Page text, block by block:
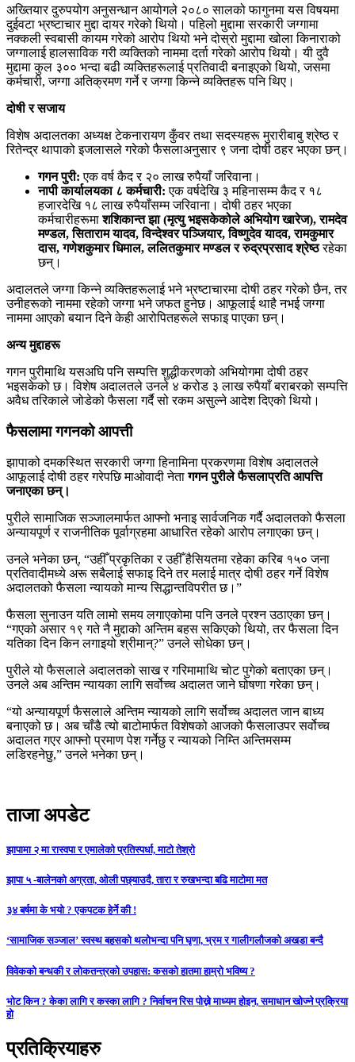
अख्तियार दुरुपयोग अनुसन्धान आयोगले २०८० सालको फागुनमा यस विषयमा
दुईवटा भ्रष्टाचार मुद्दा दायर गरेको थियो। पहिलो मुद्दामा सरकारी जग्गामा
नक्कली स्वबासी कायम गरेको आरोप थियो भने दोस्रो मुद्दामा खोला किनाराको
जग्गालाई हालसाविक गरी व्यक्तिको नाममा दर्ता गरेको आरोप थियो। यी दुवै
मुद्दामा कुल ३०० भन्दा बढी व्यक्तिहरूलाई प्रतिवादी बनाइएको थियो, जसमा
कर्मचारी, जग्गा अतिक्रमण गर्ने र जग्गा किन्ने व्यक्तिहरू पनि थिए।
दोषी र सजाय
विशेष अदालतका अध्यक्ष टेकनारायण कुँवर तथा सदस्यहरू मुरारीबाबु श्रेष्ठ र
रितेन्द्र थापाको इजलासले गरेको फैसलाअनुसार ९ जना दोषी ठहर भएका छन्।
गगन पुरी: एक वर्ष कैद र २० लाख रुपैयाँ जरिवाना।
नापी कार्यालयका ८ कर्मचारी: एक वर्षदेखि ३ महिनासम्म कैद र १८
हजारदेखि १८ लाख रुपैयाँसम्म जरिवाना। दोषी ठहर भएका
कर्मचारीहरूमाशशिकान्त झा (मृत्यु भइसकेकोले अभियोग खारेज), रामदेव
मण्डल, सिताराम यादव, विन्देश्वर पञ्जियार, विष्णुदेव यादव, रामकुमार
दास, गणेशकुमार धिमाल, ललितकुमार मण्डल र रुद्रप्रसाद श्रेष्ठरहेका
छन्।
अदालतले जग्गा किन्ने व्यक्तिहरूलाई भने भ्रष्टाचारमा दोषी ठहर गरेको छैन, तर
उनीहरूको नाममा रहेको जग्गा भने जफत हुनेछ। आफूलाई थाहै नभई जग्गा
नाममा आएको बयान दिने केही आरोपितहरूले सफाइ पाएका छन्।
अन्य मुद्दाहरू
गगन पुरीमाथि यसअघि पनि सम्पत्ति शुद्धीकरणको अभियोगमा दोषी ठहर
भइसकेको छ। विशेष अदालतले उनले ४ करोड ३ लाख रुपैयाँ बराबरको सम्पत्ति
अवैध तरिकाले जोडेको फैसला गर्दै सो रकम असुल्ने आदेश दिएको थियो।
फैसलामा गगनको आपत्ती
झापाको दमकस्थित सरकारी जग्गा हिनामिना प्रकरणमा विशेष अदालतले
आफूलाई दोषी ठहर गरेपछि माओवादी नेतागगन पुरीले फैसलाप्रति आपत्ति
जनाएका छन्।
पुरीले सामाजिक सञ्जालमार्फत आफ्नो भनाइ सार्वजनिक गर्दै अदालतको फैसला
अन्यायपूर्ण र राजनीतिक पूर्वाग्रहमा आधारित रहेको आरोप लगाएका छन्।
उनले भनेका छन्, “उहीँ प्रकृतिका र उहीँ हैसियतमा रहेका करिब १५० जना
प्रतिवादीमध्ये अरू सबैलाई सफाइ दिने तर मलाई मात्र दोषी ठहर गर्ने विशेष
अदालतको फैसला न्यायको मान्य सिद्धान्तविपरीत छ।”
फैसला सुनाउन यति लामो समय लगाएकोमा पनि उनले प्रश्न उठाएका छन्।
“गएको असार १९ गते नै मुद्दाको अन्तिम बहस सकिएको थियो, तर फैसला दिन
यतिका दिन किन लगाइयो श्रीमान्?” उनले सोधेका छन्।
पुरीले यो फैसलाले अदालतको साख र गरिमामाथि चोट पुगेको बताएका छन्।
उनले अब अन्तिम न्यायका लागि सर्वोच्च अदालत जाने घोषणा गरेका छन्।
“यो अन्यायपूर्ण फैसलाले अन्तिम न्यायको लागि सर्वोच्च अदालत जान बाध्य
बनाएको छ। अब चाँडै त्यो बाटोमार्फत विशेषको आजको फैसलाउपर सर्वोच्च
अदालत गएर आफ्नो प्रमाण पेश गर्नेछु र न्यायको निम्ति अन्तिमसम्म
लडिरहनेछु,” उनले भनेका छन्।
ताजा अपडेट
झापामा २ मा रास्वपा र एमालेको प्रतिस्पर्धा, माटो तेश्रो
झापा ५ -बालेनको अग्रता, ओली पछ्याउदै, तारा र रुखभन्दा बढि माटोमा मत
३४ बर्षमा के भयो ? एकपटक हेर्ने की !
‘सामाजिक सञ्जाल’ स्वस्थ बहसको थलोभन्दा पनि घृणा, भ्रम र गालीगलौजको अखडा बन्दै
विवेकको बन्धकी र लोकतन्त्रको उपहास: कसको हातमा हाम्रो भविष्य ?
भोट किन ? केका लागि र कस्का लागि ? निर्वाचन रिस पोख्ने माध्यम होइन, समाधान खोज्ने प्रक्रिया
हो
प्रतिक्रियाहरु